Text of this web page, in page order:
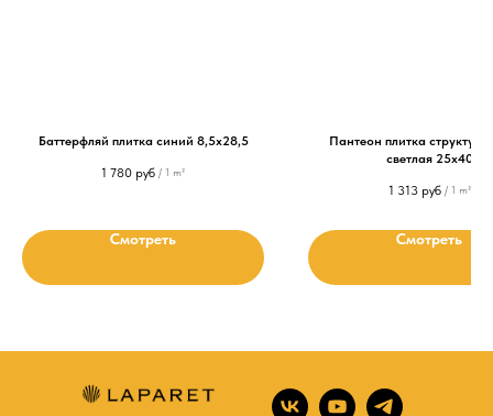
Баттерфляй плитка синий 8,5х28,5
1 780 руб / 1 m²
Смотреть
Пантеон плитка
светлая 25х40
1 313 руб / 1 m²
Смотреть